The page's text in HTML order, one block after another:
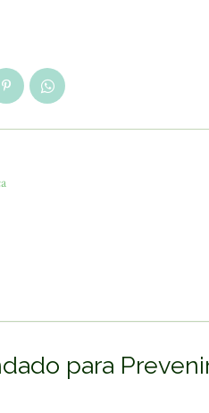
para